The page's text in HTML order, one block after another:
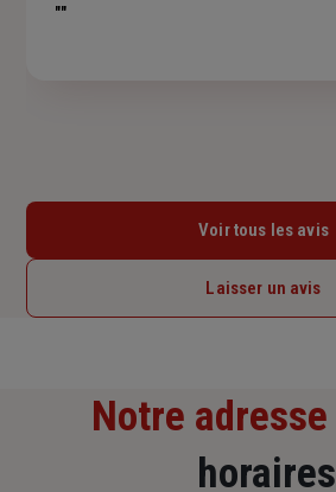
""
Voir tous les avis
Laisser un avis
Notre adresse
horaires